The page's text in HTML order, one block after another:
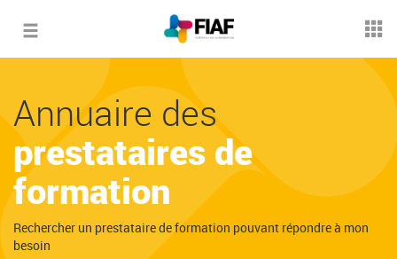
Toggle
Annuaire des
prestataires de
formation
Rechercher un prestataire de formation pouvant répondre à mon
besoin